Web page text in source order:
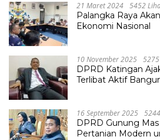
21 Maret 2024 5452
Palangka Raya
Ekonomi Nasional
10 November 2025
DPRD Katingan
Terlibat Aktif
16 September 2025
DPRD Gunung
Pertanian Modern